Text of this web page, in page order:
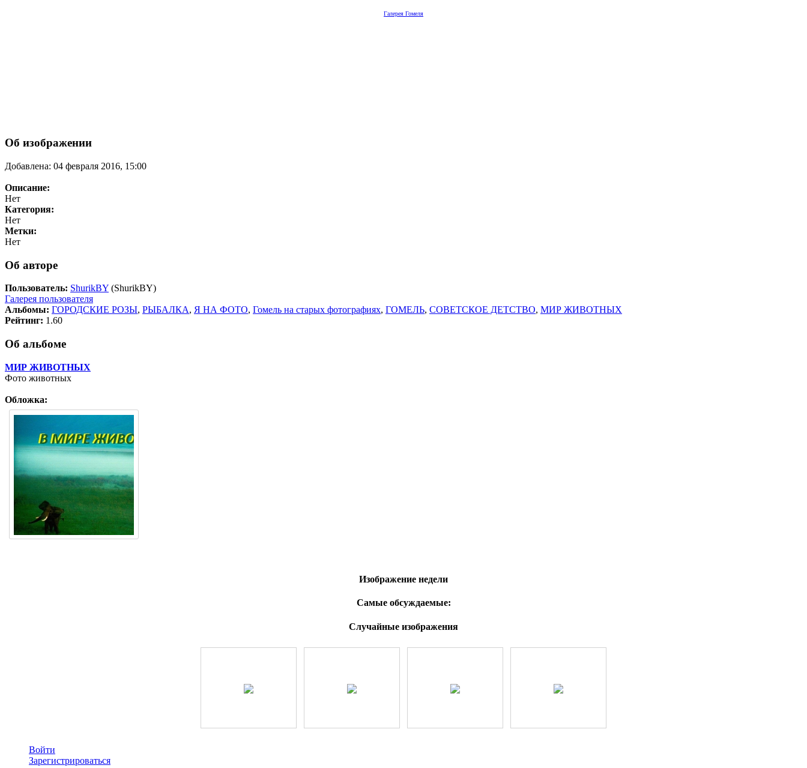
Галерея Гомеля
Об изображении
Добавлена: 04 февраля 2016, 15:00
Описание:
Нет
Категория:
Нет
Метки:
Нет
Об авторе
Пользователь: ShurikBY (ShurikBY)
Галерея пользователя
Альбомы: ГОРОДСКИЕ РОЗЫ, РЫБАЛКА, Я НА ФОТО, Гомель на старых фотографиях, ГОМЕЛЬ, СОВЕТСКОЕ ДЕТСТВО, МИР ЖИВОТНЫХ
Рейтинг: 1.60
Об альбоме
МИР ЖИВОТНЫХ
Фото животных
Обложка:
Изображение недели
Самые обсуждаемые:
Случайные изображения
Войти
Зарегистрироваться